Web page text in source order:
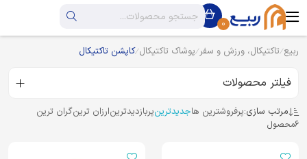
0
ربیع تاکتیکال، ورزش و سفر پوشاک تاکتیکال کاپشن تاکتیکال
فیلتر محصولات
مرتب سازی:پرفروشترین هاجدیدترینپربازدیدترینارزان ترینگران ترین
6محصول